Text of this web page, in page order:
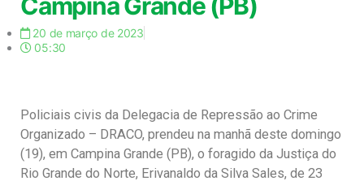
20 de março de 2023
05:30
Policiais civis da Delegacia de Repressão ao Crime
Organizado – DRACO, prendeu na manhã deste domingo
(19), em Campina Grande (PB), o foragido da Justiça do
Rio Grande do Norte, Erivanaldo da Silva Sales, de 23